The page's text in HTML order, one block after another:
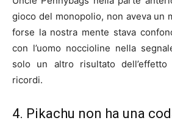
gioco del monopolio, non aveva un
forse la nostra mente stava
con l’uomo noccioline nella
solo un altro risultato
ricordi.
4. Pikachu non ha una